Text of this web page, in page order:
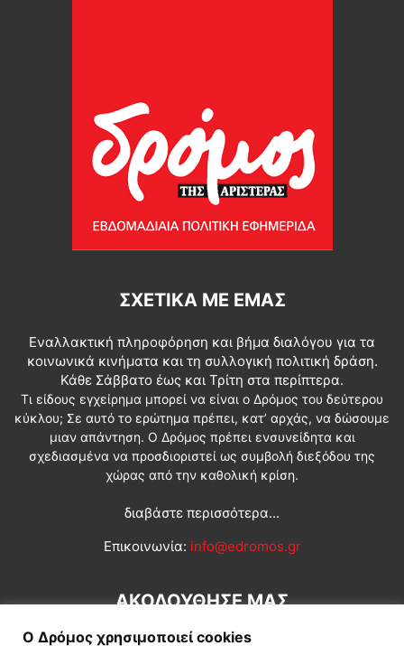
ΣΧΕΤΙΚΆ ΜΕ ΕΜΆΣ
Εναλλακτική πληροφόρηση και βήμα διαλόγου για τα
κοινωνικά κινήματα και τη συλλογική πολιτική δράση.
Κάθε Σάββατο έως και Τρίτη στα περίπτερα.
Τι είδους εγχείρημα μπορεί να είναι ο Δρόμος του δεύτερου
κύκλου; Σε αυτό το ερώτημα πρέπει, κατ’ αρχάς, να δώσουμε
μιαν απάντηση. Ο Δρόμος πρέπει ενσυνείδητα και
σχεδιασμένα να προσδιοριστεί ως συμβολή διεξόδου της
χώρας από την καθολική κρίση.
διαβάστε περισσότερα...
Επικοινωνία: info@edromos.gr
ΑΚΟΛΟΥΘΗΣΕ ΜΑΣ
Ο Δρόμος χρησιμοποιεί cookies